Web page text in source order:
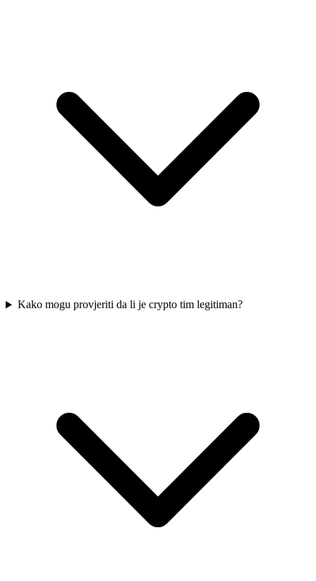
Kako mogu provjeriti da li je crypto tim legitiman?